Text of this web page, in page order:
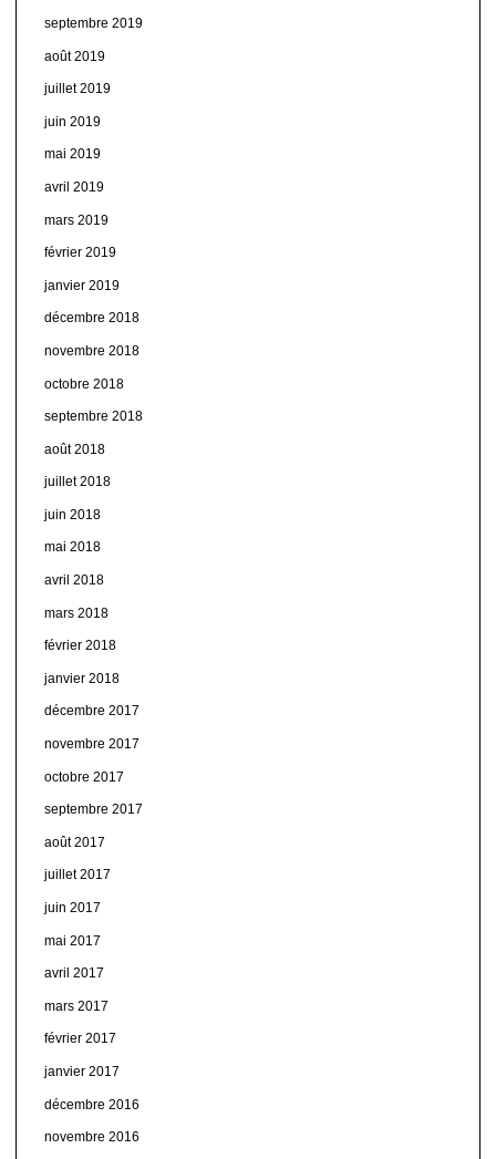
septembre 2019
août 2019
juillet 2019
juin 2019
mai 2019
avril 2019
mars 2019
février 2019
janvier 2019
décembre 2018
novembre 2018
octobre 2018
septembre 2018
août 2018
juillet 2018
juin 2018
mai 2018
avril 2018
mars 2018
février 2018
janvier 2018
décembre 2017
novembre 2017
octobre 2017
septembre 2017
août 2017
juillet 2017
juin 2017
mai 2017
avril 2017
mars 2017
février 2017
janvier 2017
décembre 2016
novembre 2016